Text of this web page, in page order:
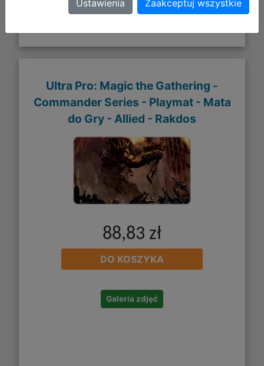
Ultra Pro: Magic the Gathering -
Commander Series - Playmat - Mata
do Gry - Allied - Rakdos
88,83 zł
DO KOSZYKA
Galeria zdjęć
Ustawienia Zaakceptuj wszystkie